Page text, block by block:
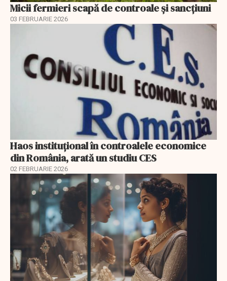
Micii fermieri scapă de controale și sancțiuni
03 FEBRUARIE 2026
Haos instituțional în controalele economice
din România, arată un studiu CES
02 FEBRUARIE 2026